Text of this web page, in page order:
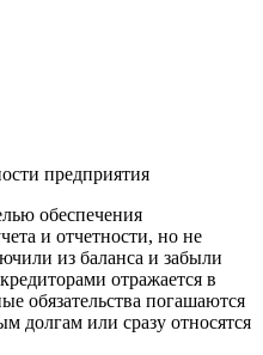
обеспечения
и отчетности, но не
из баланса и забыли
отражается в
обязательства погашаются
долгам или сразу относятся